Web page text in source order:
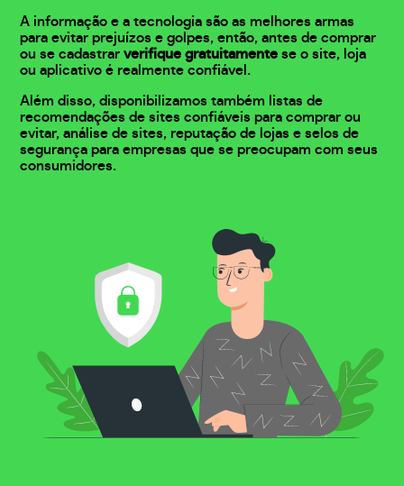
A informação e a tecnologia são as melhores armas
para evitar prejuízos e golpes, então, antes de comprar
ou se cadastrarverifique gratuitamente se o site, loja
ou aplicativo é realmente confiável.
Além disso, disponibilizamos também listas de
recomendações de sites confiáveis para comprar ou
evitar, análise de sites, reputação de lojas e selos de
segurança para empresas que se preocupam com seus
consumidores.